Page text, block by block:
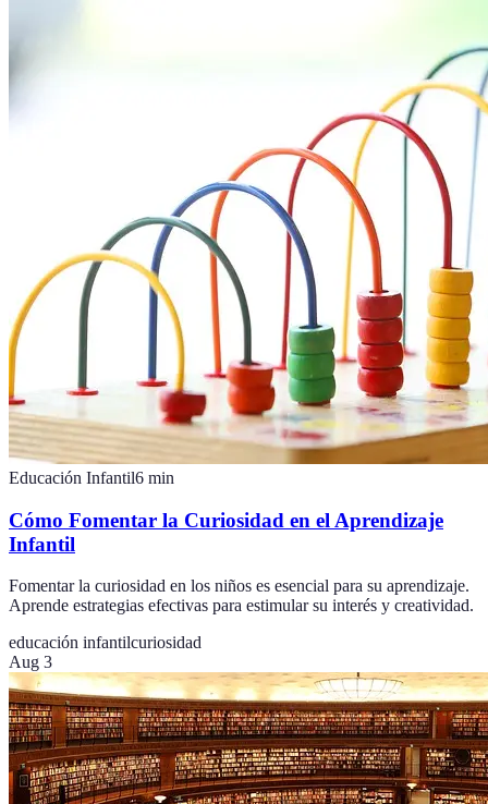
Educación Infantil6 min
Cómo Fomentar la Curiosidad en el Aprendizaje
Infantil
Fomentar la curiosidad en los niños es esencial para su aprendizaje.
Aprende estrategias efectivas para estimular su interés y creatividad.
educación infantilcuriosidad
Aug 3